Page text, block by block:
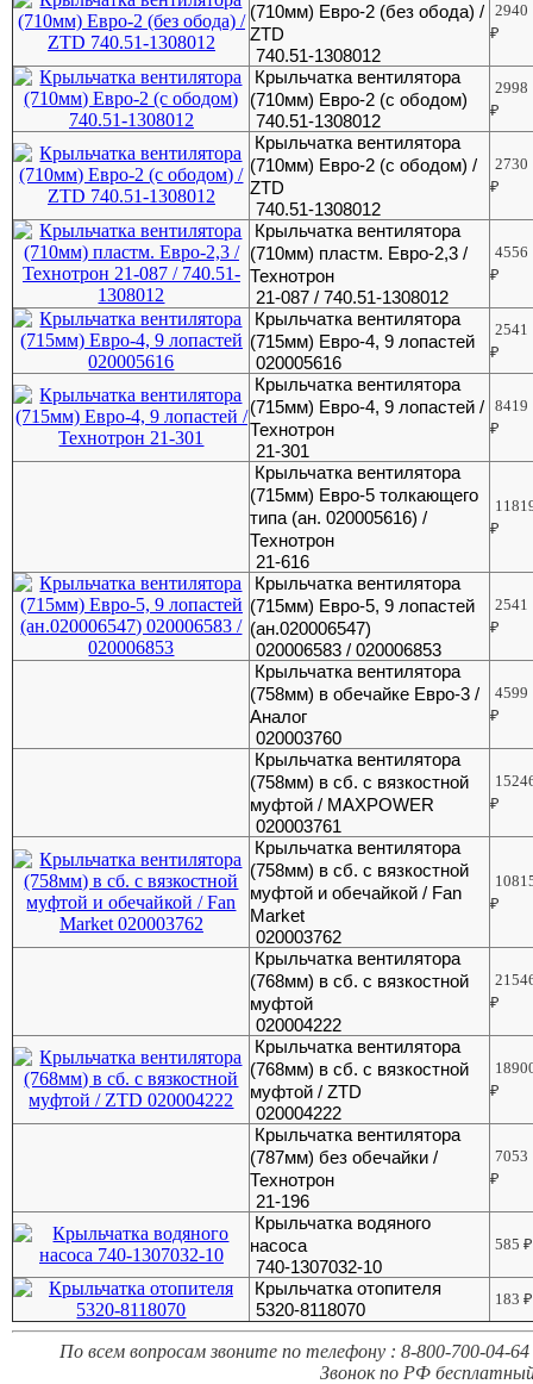
(710мм) Евро-2 (без обода) /
ZTD
740.51-1308012
2940
₽
Крыльчатка вентилятора
(710мм) Евро-2 (с ободом)
740.51-1308012
2998
₽
Крыльчатка вентилятора
(710мм) Евро-2 (с ободом) /
ZTD
740.51-1308012
2730
₽
Крыльчатка вентилятора
(710мм) пластм. Евро-2,3 /
Технотрон
21-087 / 740.51-1308012
4556
₽
Крыльчатка вентилятора
(715мм) Евро-4, 9 лопастей
020005616
2541
₽
Крыльчатка вентилятора
(715мм) Евро-4, 9 лопастей /
Технотрон
21-301
8419
₽
Крыльчатка вентилятора
(715мм) Евро-5 толкающего
типа (ан. 020005616) /
Технотрон
21-616
₽
Крыльчатка вентилятора
(715мм) Евро-5, 9 лопастей
(ан.020006547)
020006583 / 020006853
2541
₽
Крыльчатка вентилятора
(758мм) в обечайке Евро-3 /
Аналог
020003760
4599
₽
Крыльчатка вентилятора
(758мм) в сб. с вязкостной
муфтой / MAXPOWER
020003761
₽
Крыльчатка вентилятора
(758мм) в сб. с вязкостной
муфтой и обечайкой / Fan
Market
020003762
₽
Крыльчатка вентилятора
(768мм) в сб. с вязкостной
муфтой
020004222
₽
Крыльчатка вентилятора
(768мм) в сб. с вязкостной
муфтой / ZTD
020004222
₽
Крыльчатка вентилятора
(787мм) без обечайки /
Технотрон
21-196
7053
₽
Крыльчатка водяного
насоса
740-1307032-10
585₽
Крыльчатка отопителя
5320-8118070
183₽
По всем вопросам звоните по телефону : 8-800-700-04-64
Звонок по РФ